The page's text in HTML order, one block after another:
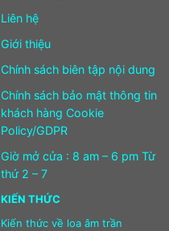
Liên hệ
Giới thiệu
Chính sách biên tập nội dung
Chính sách bảo mật thông tin
khách hàng Cookie
Policy/GDPR
Giờ mở cửa : 8 am – 6 pm Từ
thứ 2 – 7
KIẾN THỨC
Kiến thức về loa âm trần